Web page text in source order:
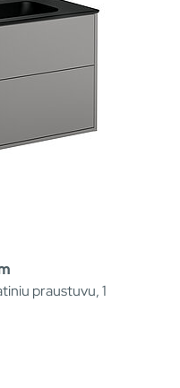
praustuvu, 1